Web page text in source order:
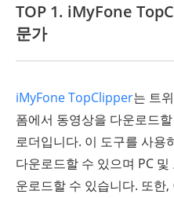
TOP 1. iMyFone
문가
iMyFone TopClipper는 트
폼에서 동영상을 다운로드
로더입니다. 이 도구를 사용
다운로드할 수 있으며 PC
운로드할 수 있습니다. 또한